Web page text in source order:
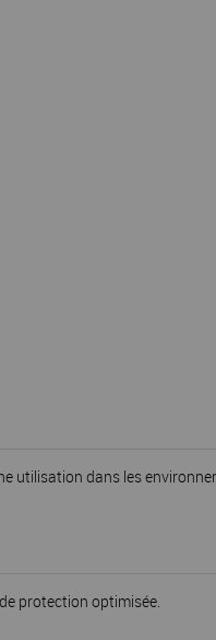
utilisation dans les
protection optimisée.